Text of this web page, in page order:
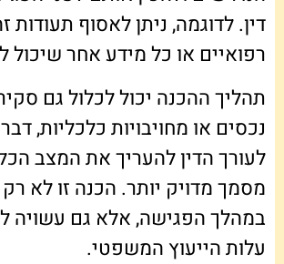
דין. לדוגמה, ניתן לאסוף תעודות
רפואיים או כל מידע אחר שיכול
תהליך ההכנה יכול לכלול גם
נכסים או מחויבויות כלכליות,
לעורך הדין להעריך את המצב
מסמך מדויק יותר. הכנה זו לא
במהלך הפגישה, אלא גם עשויה
עלות הייעוץ המשפטי.